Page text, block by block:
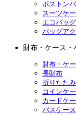
ボストン
スーツケ
エコバッグ
バッグア
財布・ケース・
財布・ケ
長財布
折りたた
コインケ
カードケ
パスケース